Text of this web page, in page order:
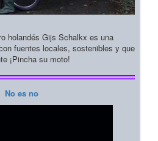
holandés Gijs Schalkx es una
fuentes locales, sostenibles y que
¡Pincha su moto!
No es no